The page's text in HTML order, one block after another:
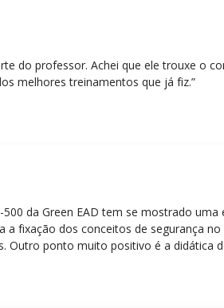
do professor. Achei que ele trouxe o
melhores treinamentos que já fiz.”
da Green EAD tem se mostrado
a fixação dos conceitos de segurança
Outro ponto muito positivo é a
para quem não tem uma bagagem